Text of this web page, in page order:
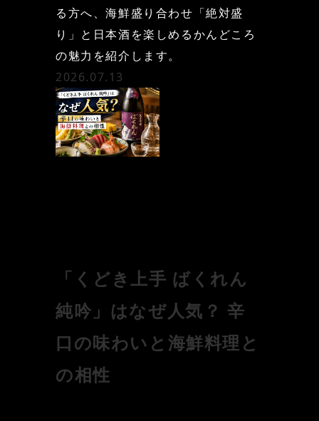
る方へ、海鮮盛り合わせ「絶対盛
り」と日本酒を楽しめるかんどころ
の魅力を紹介します。
2026.07.13
「くどき上手 ばくれん
純吟」はなぜ人気？ 辛
口の味わいと海鮮料理と
の相性